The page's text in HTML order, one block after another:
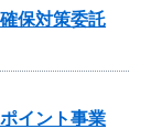
保対策委託
イント事業